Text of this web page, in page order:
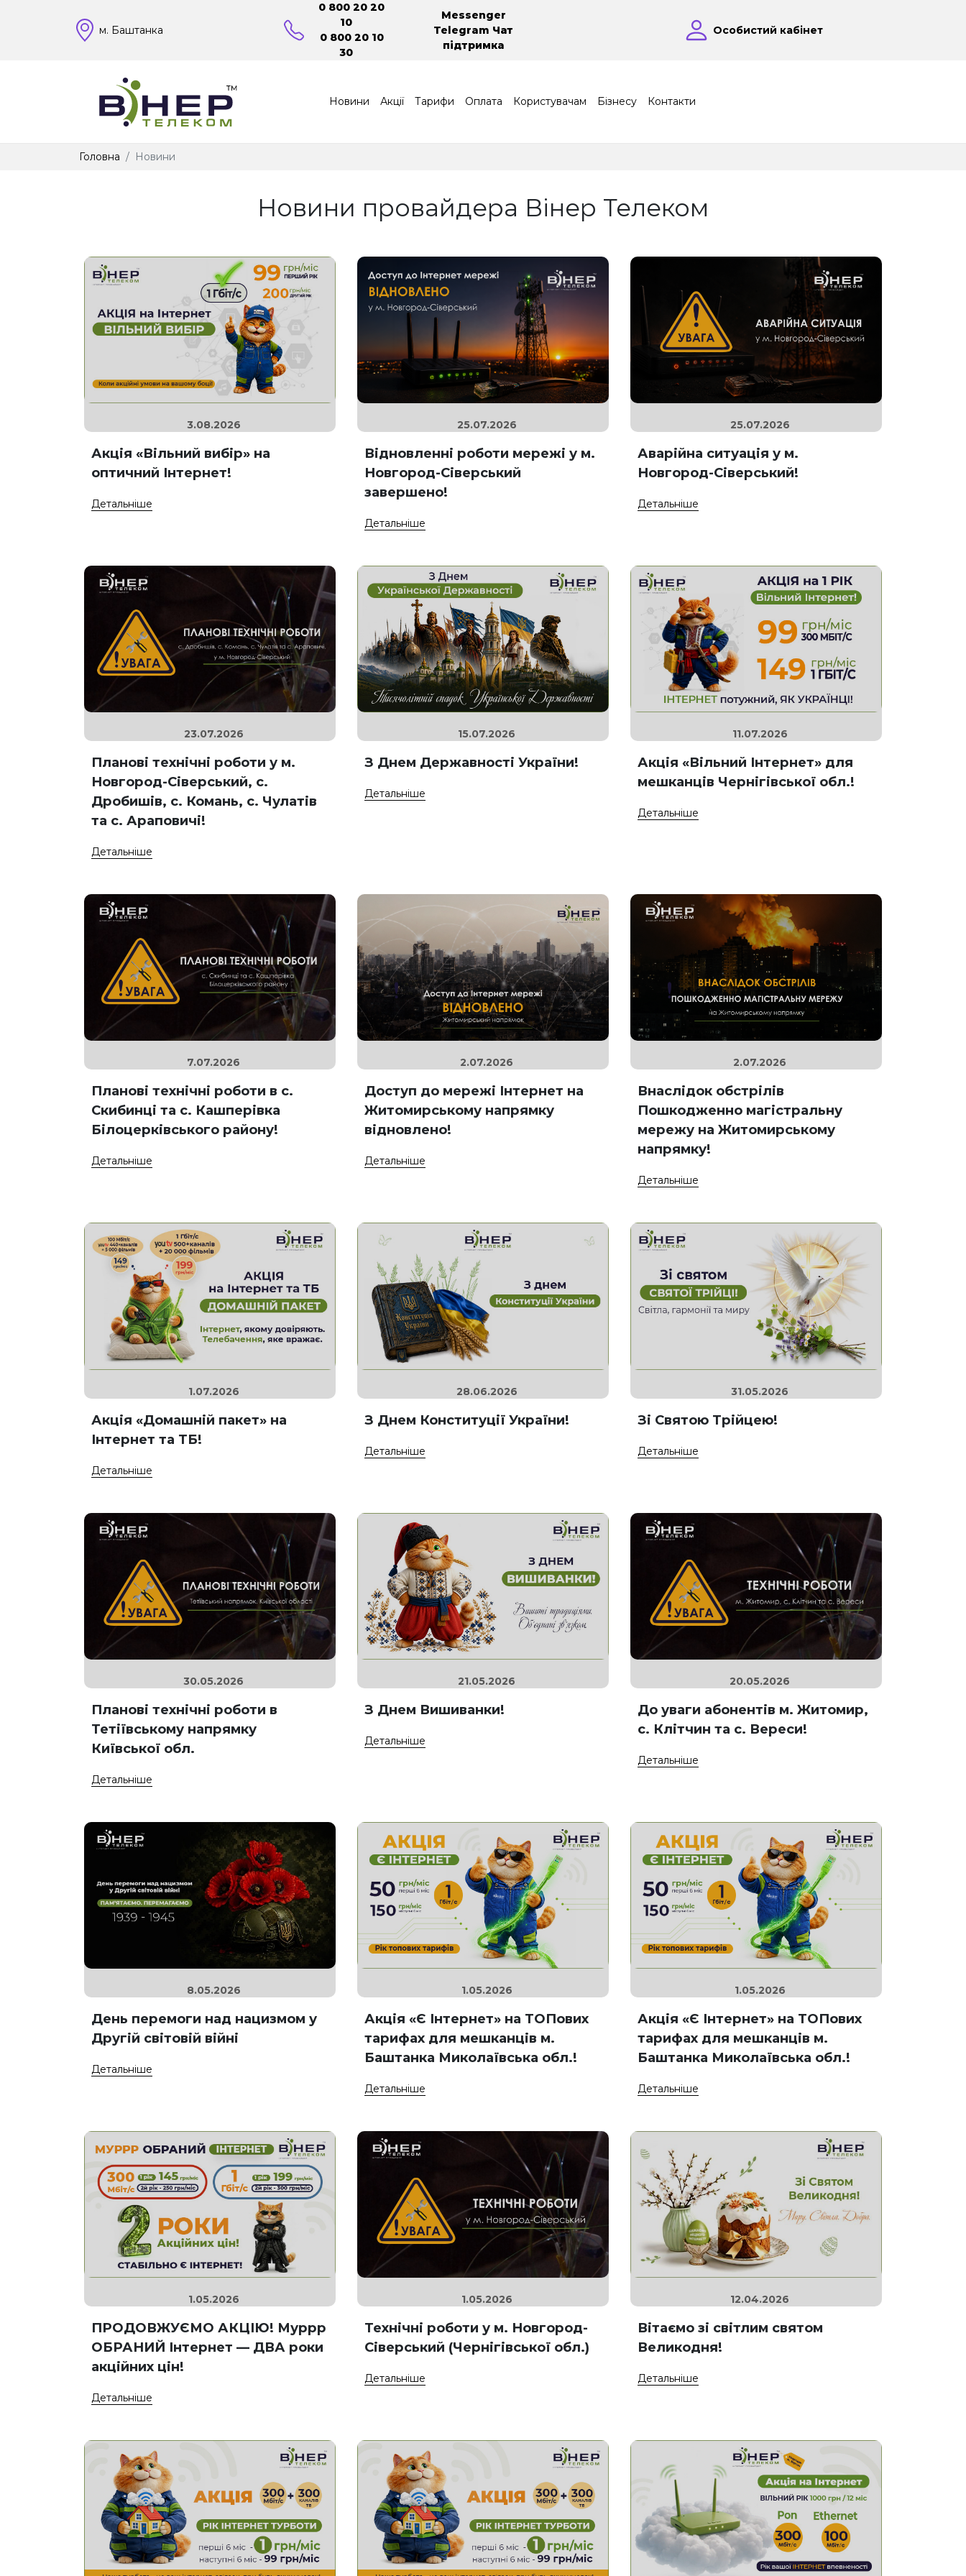
м. Баштанка
0 800 20 20
10
0 800 20 10
30
Messenger
Telegram Чат
підтримка
Особистий кабінет
Новини Акції Тарифи Оплата Користувачам Бізнесу Контакти
Головна Новини
Новини провайдера Вінер Телеком
3.08.2026
Акція «Вільний вибір» на
оптичний Інтернет!
Детальніше
25.07.2026
Відновленні роботи мережі у м.
Новгород-Сіверський
завершено!
Детальніше
25.07.2026
Аварійна ситуація у м.
Новгород-Сіверський!
Детальніше
23.07.2026
Планові технічні роботи у м.
Новгород-Сіверський, с.
Дробишів, с. Комань, с. Чулатів
та с. Араповичі!
Детальніше
15.07.2026
З Днем Державності України!
Детальніше
11.07.2026
Акція «Вільний Інтернет» для
мешканців Чернігівської обл.!
Детальніше
7.07.2026
Планові технічні роботи в с.
Скибинці та с. Кашперівка
Білоцерківського району!
Детальніше
2.07.2026
Доступ до мережі Інтернет на
Житомирському напрямку
відновлено!
Детальніше
2.07.2026
Внаслідок обстрілів
Пошкодженно магістральну
мережу на Житомирському
напрямку!
Детальніше
1.07.2026
Акція «Домашній пакет» на
Інтернет та ТБ!
Детальніше
28.06.2026
З Днем Конституції України!
Детальніше
31.05.2026
Зі Святою Трійцею!
Детальніше
30.05.2026
Планові технічні роботи в
Тетіївському напрямку
Київської обл.
Детальніше
21.05.2026
З Днем Вишиванки!
Детальніше
20.05.2026
До уваги абонентів м. Житомир,
с. Клітчин та с. Вереси!
Детальніше
8.05.2026
День перемоги над нацизмом у
Другій світовій війні
Детальніше
1.05.2026
Акція «Є Інтернет» на ТОПових
тарифах для мешканців м.
Баштанка Миколаївська обл.!
Детальніше
1.05.2026
Акція «Є Інтернет» на ТОПових
тарифах для мешканців м.
Баштанка Миколаївська обл.!
Детальніше
1.05.2026
ПРОДОВЖУЄМО АКЦІЮ! Муррр
ОБРАНИЙ Інтернет — ДВА роки
акційних цін!
Детальніше
1.05.2026
Технічні роботи у м. Новгород-
Сіверський (Чернігівської обл.)
Детальніше
12.04.2026
Вітаємо зі світлим святом
Великодня!
Детальніше